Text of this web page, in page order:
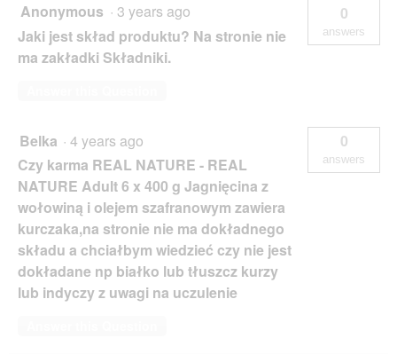
Anonymous · 3 years ago
Jaki jest skład produktu? Na stronie nie
ma zakładki Składniki.
0
answers
Belka · 4 years ago
Czy karma REAL NATURE - REAL
NATURE Adult 6 x 400 g Jagnięcina z
wołowiną i olejem szafranowym zawiera
kurczaka,na stronie nie ma dokładnego
składu a chciałbym wiedzieć czy nie jest
dokładane np białko lub tłuszcz kurzy
lub indyczy z uwagi na uczulenie
0
answers